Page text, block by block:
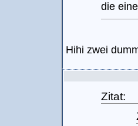
die
Hihi zwei
Zitat: